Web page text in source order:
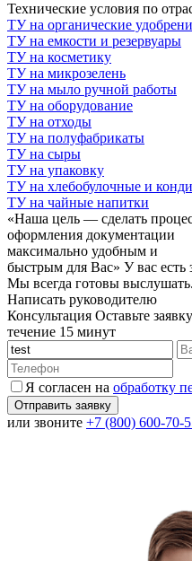
Технические условия по
ТУ на органические
ТУ на емкости и резервуары
ТУ на косметику
ТУ на микрозелень
ТУ на мыло ручной работы
ТУ на оборудование
ТУ на отходы
ТУ на полуфабрикаты
ТУ на сыры
ТУ на упаковку
ТУ на хлебобулочные и
ТУ на чайные напитки
«Наша цель — сделать
оформления документации
максимально удобным и
быстрым для Вас» У вас есть
Мы всегда готовы выслушать.
Написать руководителю
Консультация Оставьте
течение 15 минут
Я согласен на обработку
или звоните +7 (800) 600-70-